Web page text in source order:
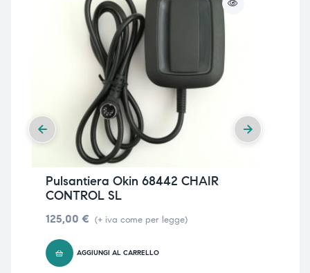
Pulsantiera Okin 68442 CHAIR
CONTROL SL
125,00 € (+ iva come per legge)
AGGIUNGI AL CARRELLO